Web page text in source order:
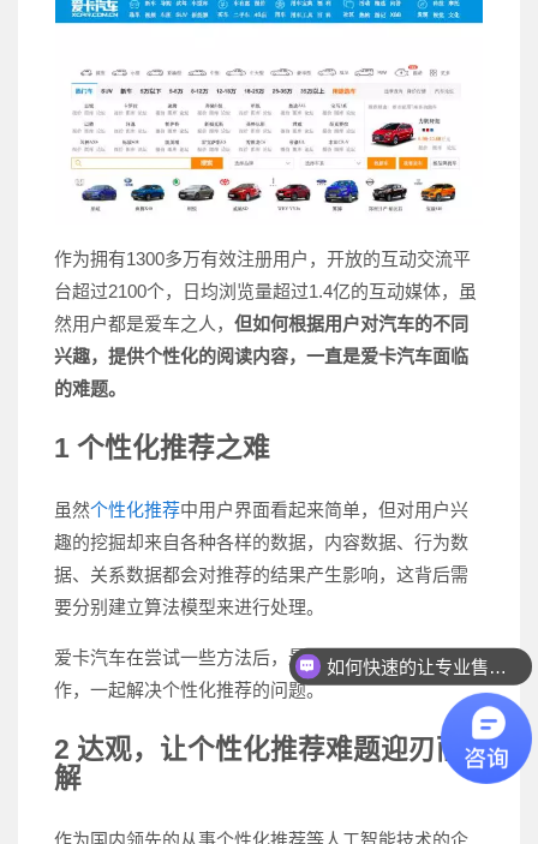
作为拥有1300多万有效注册用户，开放的互动交流平
台超过2100个，日均浏览量超过1.4亿的互动媒体，虽
然用户都是爱车之人， 但如何根据用户对汽车的不同
兴趣，提供个性化的阅读内容，一直是爱卡汽车面临
的难题。
1 个性化推荐之难
虽然个性化推荐中用户界面看起来简单，但对用户兴
趣的挖掘却来自各种各样的数据，内容数据、行为数
据、关系数据都会对推荐的结果产生影响，这背后需
要分别建立算法模型来进行处理。
爱卡汽车在尝试一些方法后，最终决定和达观数据合
作，一起解决个性化推荐的问题。
2 达观，让个性化推荐难题迎刃而
解